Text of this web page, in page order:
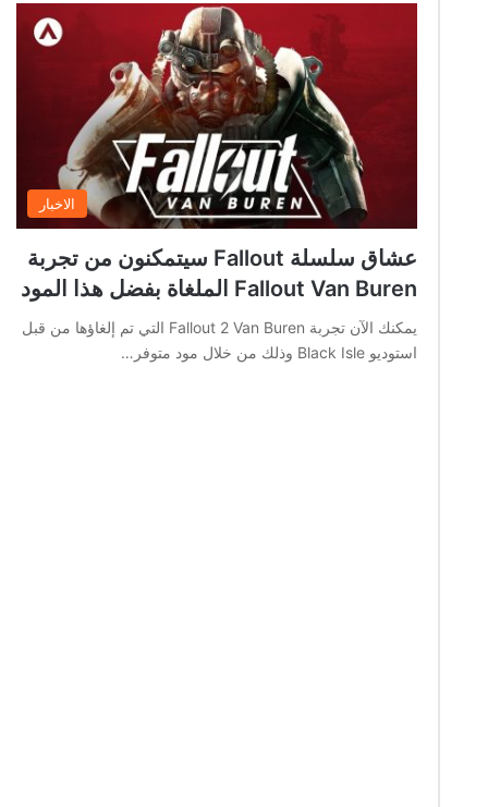
الاخبار
عشاق سلسلة Fallout سيتمكنون من تجربة
Fallout Van Buren الملغاة بفضل هذا المود
يمكنك الآن تجربة Fallout 2 Van Buren التي تم إلغاؤها من قبل
استوديو Black Isle وذلك من خلال مود متوفر…